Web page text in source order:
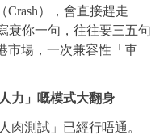
Crash），會直接趕走
你一句，往往要三五句
市場，一次兼容性「車
力」嘅模式大翻身
肉測試」已經行唔通。